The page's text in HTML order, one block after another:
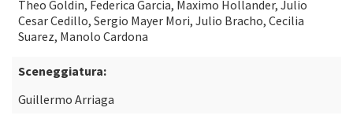
Theo Goldin, Federica Garcia, Maximo Hollander, Julio
Cesar Cedillo, Sergio Mayer Mori, Julio Bracho, Cecilia
Suarez, Manolo Cardona
Sceneggiatura:
Guillermo Arriaga